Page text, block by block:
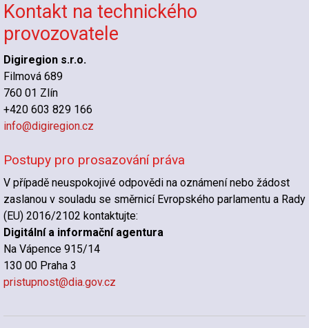
Kontakt na technického
provozovatele
Digiregion s.r.o.
Filmová 689
760 01 Zlín
+420 603 829 166
info@digiregion.cz
Postupy pro prosazování práva
V případě neuspokojivé odpovědi na oznámení nebo žádost
zaslanou v souladu se směrnicí Evropského parlamentu a Rady
(EU) 2016/2102 kontaktujte:
Digitální a informační agentura
Na Vápence 915/14
130 00 Praha 3
pristupnost@dia.gov.cz